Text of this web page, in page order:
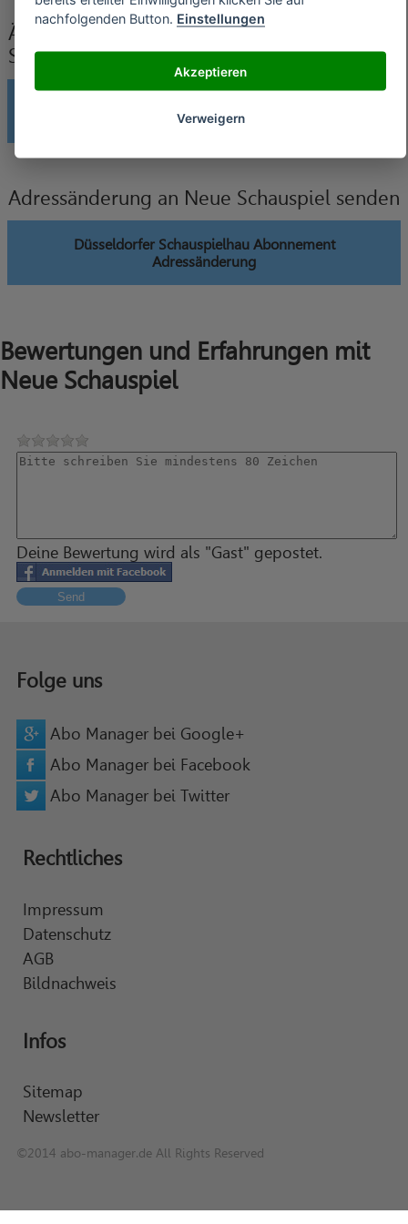
Änderung der Bankverbindung an Neue
Schauspiel senden
Bankverbindung
Adressänderung an Neue Schauspiel senden
Düsseldorfer Schauspielhau Abonnement
Adressänderung
Bewertungen und Erfahrungen mit
Neue Schauspiel
Deine Bewertung wird als "Gast" gepostet.
Send
Folge uns
Abo Manager bei Google+
Abo Manager bei Facebook
Abo Manager bei Twitter
Rechtliches
Impressum
Datenschutz
AGB
Bildnachweis
Infos
Sitemap
Newsletter
©2014 abo-manager.de All Rights Reserved
nachfolgenden Button. Einstellungen
Akzeptieren
Verweigern